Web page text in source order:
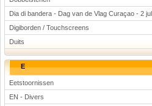
Dia di bandera - Dag van de Vlag Curaçao - 2
Digiborden / Touchscreens
Duits
E
Eetstoornissen
EN - Divers